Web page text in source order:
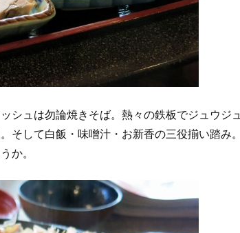
シュは勿論焼きそば。熱々の鉄板でジュウジュ
そして白飯・味噌汁・お新香の三役揃い踏み。
か。